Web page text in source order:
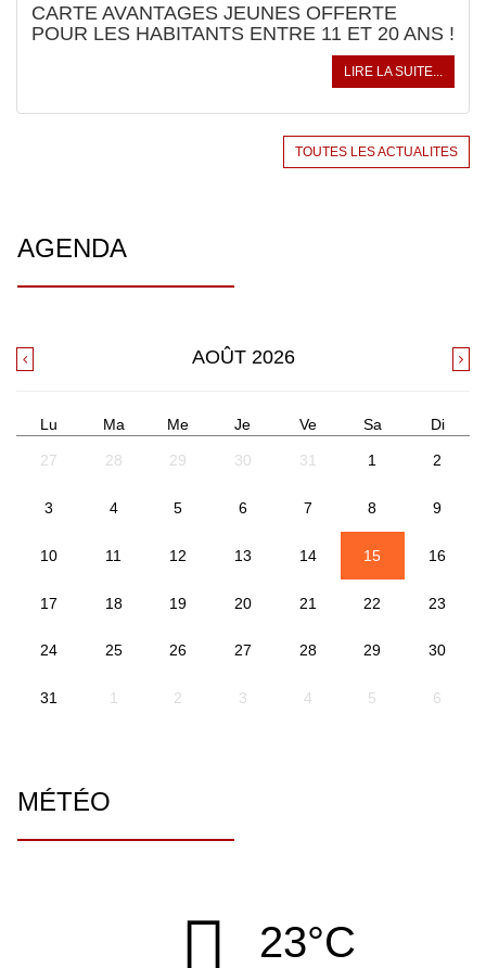
CARTE AVANTAGES JEUNES OFFERTE
POUR LES HABITANTS ENTRE 11 ET 20 ANS !
LIRE LA SUITE...
TOUTES LES ACTUALITES
AGENDA
AOÛT 2026
Lu Ma Me Je Ve Sa Di
27 28 29 30 31 1 2
3 4 5 6 7 8 9
10 11 12 13 14 15 16
17 18 19 20 21 22 23
24 25 26 27 28 29 30
31 1 2 3 4 5 6
MÉTÉO
23°C